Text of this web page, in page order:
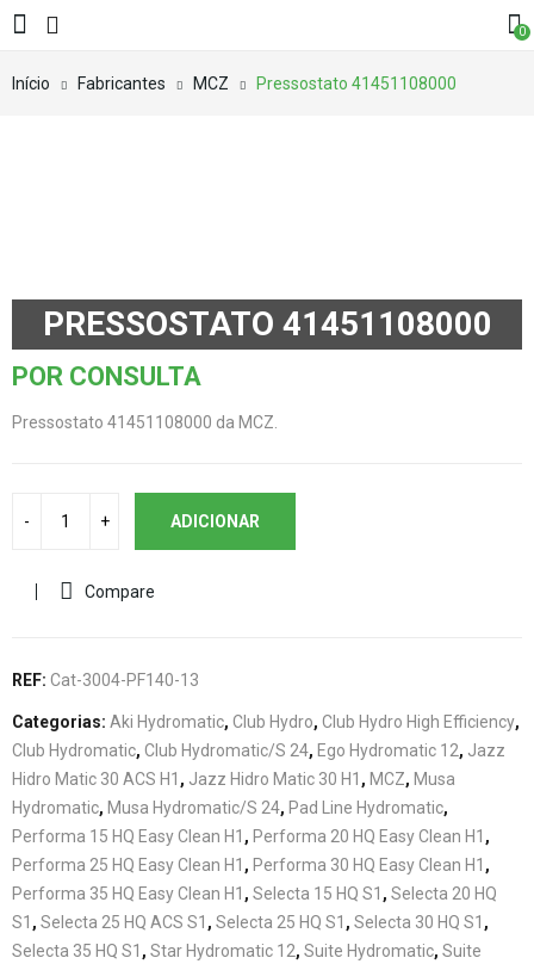
0
Início Fabricantes MCZ Pressostato 41451108000
PRESSOSTATO 41451108000
POR CONSULTA
Pressostato 41451108000 da MCZ.
ADICIONAR
Compare
REF: Cat-3004-PF140-13
Categorias: Aki Hydromatic, Club Hydro, Club Hydro High Efficiency,
Club Hydromatic, Club Hydromatic/S 24, Ego Hydromatic 12, Jazz
Hidro Matic 30 ACS H1 , Jazz Hidro Matic 30 H1 , MCZ, Musa
Hydromatic, Musa Hydromatic/S 24, Pad Line Hydromatic,
Performa 15 HQ Easy Clean H1 , Performa 20 HQ Easy Clean H1 ,
Performa 25 HQ Easy Clean H1 , Performa 30 HQ Easy Clean H1 ,
Performa 35 HQ Easy Clean H1 , Selecta 15 HQ S1 , Selecta 20 HQ
S1 , Selecta 25 HQ ACS S1 , Selecta 25 HQ S1 , Selecta 30 HQ S1 ,
Selecta 35 HQ S1 , Star Hydromatic 12, Suite Hydromatic, Suite